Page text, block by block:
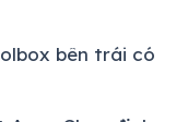
bên trái có